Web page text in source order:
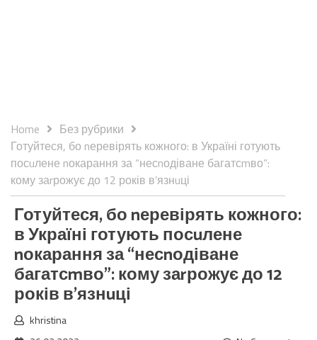
Home
Без рубрики
Готуйтеся, бо nеревірять кожного: в Україні готують
посuлене nокарання за “несnодіване багатсmво”:
кому заrрожує до 12 років в’язнuці
Готуйтеся, бо nеревірять кожного:
в Україні готують посuлене
nокарання за “несnодіване
багатсmво”: кому заrрожує до 12
років в’язнuці
khristina